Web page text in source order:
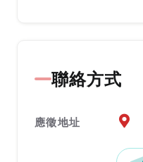
聯絡方式
應徵地址 應徵